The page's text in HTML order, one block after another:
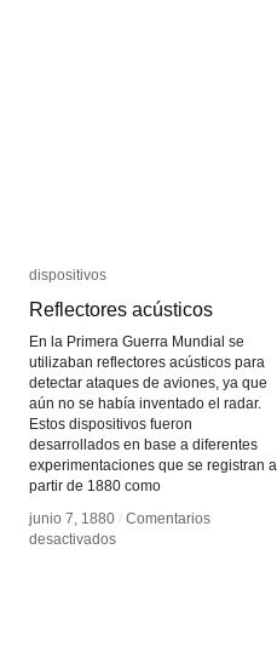
dispositivos
Reflectores acústicos
En la Primera Guerra Mundial se
utilizaban reflectores acústicos para
detectar ataques de aviones, ya que
aún no se había inventado el radar.
Estos dispositivos fueron
desarrollados en base a diferentes
experimentaciones que se registran a
partir de 1880 como
junio 7, 1880 / Comentarios
desactivadosen
dispositivos
Reflectores acústicos
junio 7, 1880 / Comentarios
desactivadosen